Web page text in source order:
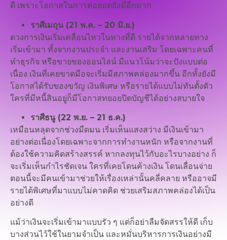
ดี เพราะโอกาสในการต่อยอดยังมีอีกมาก
ราศีเมถุน (21 พ.ค. – 20 มิ.ย.)
ดวงการเงินเริ่มเคลื่อนไหวในทางที่ดี รายได้จากหลายทาง
เริ่มเข้ามา ทั้งจากงานประจำ และงานเสริม โดยเฉพาะคนที่
ทำธุรกิจ หรือขายของออนไลน์ มีแนวโน้มว่าจะปังแบบต่อ
เนื่อง เงินที่เคยขาดมือจะเริ่มมีสภาพคล่องมากขึ้น อีกทั้งยังมี
โอกาสได้รับของขวัญ เงินพิเศษ หรือรายได้แบบไม่ทันตั้งตัว
ใครที่มีหนี้สินอยู่ก็มีโอกาสทยอยปิดบัญชีได้อย่างสบายใจ
ราศีธนู (22 พ.ย. – 21 ธ.ค.)
เหมือนหลุดจากช่วงมืดมน เริ่มเห็นแสงสว่าง มีเงินเข้ามา
อย่างต่อเนื่องโดยเฉพาะจากการทำงานหนัก หรือจากงานที่
ต้องใช้ความคิดสร้างสรรค์ หากลงทุนไว้กับอะไรบางอย่าง ก็
จะเริ่มเห็นกำไรชัดเจน ใครที่เคยโดนค้างเงิน โดนเลื่อนจ่าย
ตอนนี้จะมีคนเข้ามาช่วยให้เรื่องเหล่านั้นคลี่คลาย หรืออาจมี
รายได้พิเศษที่มาแบบไม่คาดคิด ช่วยเสริมสภาพคล่องได้เป็น
อย่างดี
แม้ว่าเงินจะเริ่มเข้ามาแบบรัว ๆ แต่ก็อย่าลืมจัดสรรให้ดี เก็บ
บางส่วนไว้ใช้ในยามจำเป็น และหมั่นบริหารการเงินอย่างมี